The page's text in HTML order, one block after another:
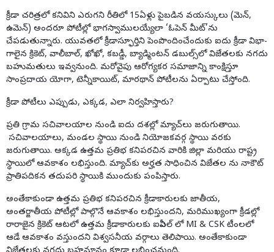
క్రీడా చరిత్రలో కనివిని ఎరుగని రీతిలో 15ఏళ్లు పైబడిన వయస్కులు (మెన్,
ఉమెన్‌) అందరూ పోటీల్లో భాగస్వాములయ్యేలా ‘ఓపెన్‌ మీట్‌’ను
చేపడుతున్నారు. యువతలో క్రీడా­స్ఫూర్తిని పెంపొందించేందుకు ఐదు క్రీడా విభా­
గాలైన క్రికెట్, వాలీబాల్, ఖోఖో, కబడ్డీ, బ్యాడ్మింటన్‌ డబుల్స్‌లో విజేతలకు నగదు
బహుమతులు ఇవ్వనుంది. మరోవైపు ఆరోగ్యకర సమాజాన్ని కాంక్షిస్తూ
సాంప్రదాయ యోగా, టెన్నీకాయిట్, మారథాన్‌ పోటీలను ఏర్పాటు చేస్తోంది.
క్రీడా పోటీలు ఎప్పుడు, ఎక్కడ, ఎలా నిర్వహిస్తారు?
ప్రతి గ్రామ సచివాలయాల నుండి ఐదు దశల్లో మ్యాచ్‌లు జరుగుతాయి.
సచివాలయాలు, మండల స్థాయి నుండి నియోజకవర్గ స్థాయి వరకు
జరుగుతాయి. అక్కడ ఉత్తమ ప్రతిభ కనిపరచిన వారికి జిల్లా మరియు రాష్ట్ర
స్థాయిలో ఆవకాశం లభిస్తుంది. మ్యాచ్‌కు అర్హత సాధించిన విజేతల ను నాకౌట్
ప్రాతిపదికన తదుపరి స్థాయికి ముందుకు పంపిస్తారు.
అంతేకాకుండా ఉత్తమ ప్రతిభ కనిపరచిన క్రీడాకారులకు జాతీయ,
అంతర్జాతీయ పోటీల్లో పాల్గొనే ఆవకాశం లభిస్తుందని, మరిముఖ్యంగా క్రీడల్లో
రారాజైన క్రికెట్ ఆటలో ఉత్తమ క్రీడాకారులకు ఐపీఎల్ లో MI & CSK టీంలలో
ఆడే ఆవకాశం వస్తుందని విశ్వసనీయ వర్గాలు తెలిపాయి. అంతేకాకుండా